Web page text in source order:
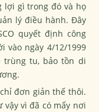
lợi gì trong đó và họ
lý điều hành. Đây
quyết định công
vào ngày 4/12/1999
trùng tu, bảo tồn di
đơn giản thế thôi.
vì đã có mấy nơi